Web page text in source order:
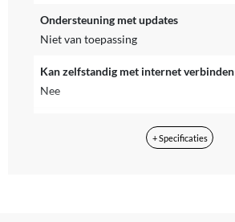
Ondersteuning met updates
Niet van toepassing
Kan zelfstandig met internet verbinden
Nee
+ Specificaties